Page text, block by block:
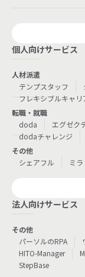
個人向けサービス
人材派遣
テンプスタッフ
フレキシブルキャリ
転職・就職
doda
エグゼク
dodaチャレンジ
その他
シェアフル
ミ
法人向けサービス
その他
パーソルのRPA
HITO-Manager
StepBase